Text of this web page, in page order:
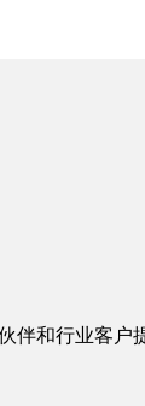
伴和行业客